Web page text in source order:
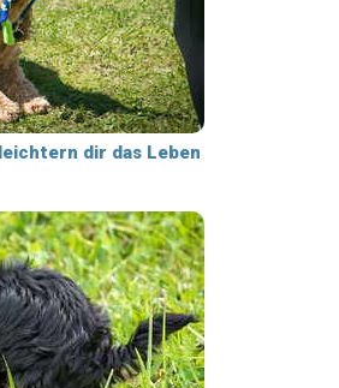
dir das Leben